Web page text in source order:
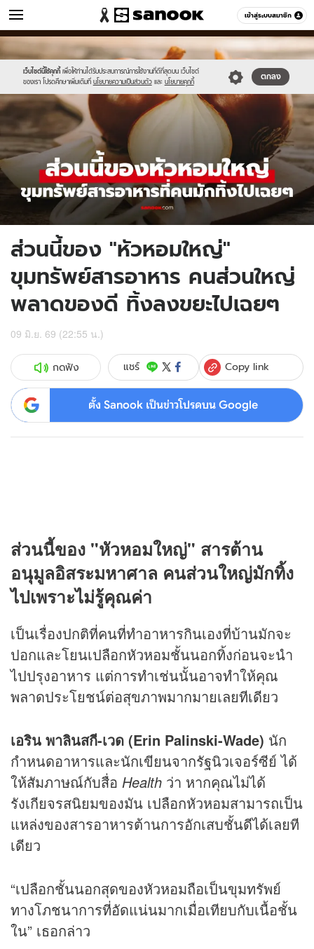
เข้าสู่ระบบสมาชิก
ข่าว หมวดอื่นๆ
เว็บไซต์นี้ใช้คุกกี้ เพื่อให้ท่านได้รับประสบการณ์การใช้งานที่ดีที่สุดบน เว็บไซต์
ของเรา โปรดศึกษาเพิ่มเติมที่ นโยบายความเป็นส่วนตัว และ นโยบายคุกกี้
ตกลง
Sanook
//s.isanook.com/sr/0/images/logo-
new-
sanook.png
600
60
//s.isanook.com/ns/0/ud/1978/9893442/tn_news-
2026-
09t231250.0.jpg
ส่วนนี้ของ "หัวหอมใหญ่"
ขุมทรัพย์สารอาหาร คนส่วนใหญ่
พลาดของดี ทิ้งลงขยะไปเฉยๆ
09 มิ.ย. 69 (22:55 น.)
กดฟัง แชร์ Copy link
ตั้ง Sanook เป็นข่าวโปรดบน Google
ส่วนนี้ของ "หัวหอมใหญ่" สารต้าน
อนุมูลอิสระมหาศาล คนส่วนใหญ่มักทิ้ง
ไปเพราะไม่รู้คุณค่า
เป็นเรื่องปกติที่คนที่ทำอาหารกินเองที่บ้านมักจะ
ปอกและโยนเปลือกหัวหอมชั้นนอกทิ้งก่อนจะนำ
ไปปรุงอาหาร แต่การทำเช่นนั้นอาจทำให้คุณ
พลาดประโยชน์ต่อสุขภาพมากมายเลยทีเดียว
เอริน พาลินสกี-เวด (Erin Palinski-Wade) นัก
กำหนดอาหารและนักเขียนจากรัฐนิวเจอร์ซีย์ ได้
ให้สัมภาษณ์กับสื่อ Health ว่า หากคุณไม่ได้
รังเกียจรสนิยมของมัน เปลือกหัวหอมสามารถเป็น
แหล่งของสารอาหารต้านการอักเสบชั้นดีได้เลยที
เดียว
“เปลือกชั้นนอกสุดของหัวหอมถือเป็นขุมทรัพย์
ทางโภชนาการที่อัดแน่นมากเมื่อเทียบกับเนื้อชั้น
ใน” เธอกล่าว